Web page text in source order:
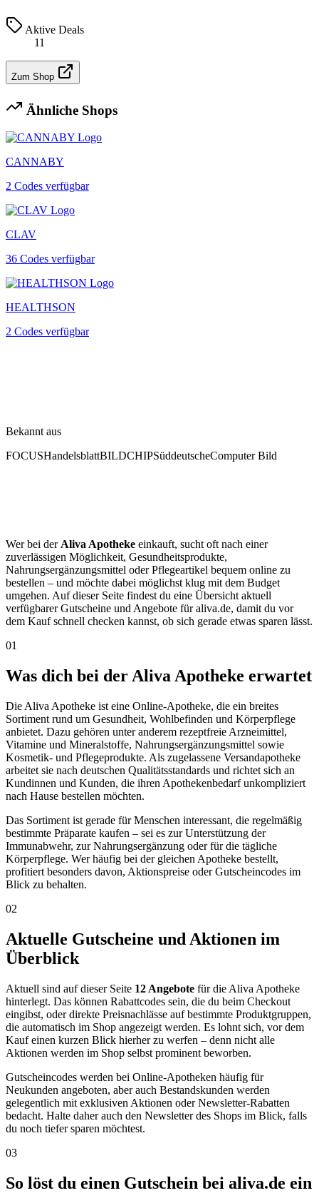
Aktive Deals
11
Zum Shop
Ähnliche Shops
CANNABY
2 Codes verfügbar
CLAV
36 Codes verfügbar
HEALTHSON
2 Codes verfügbar
Bekannt aus
FOCUSHandelsblattBILDCHIPSüddeutscheComputer Bild
Wer bei derAliva Apotheke einkauft, sucht oft nach einer
zuverlässigen Möglichkeit, Gesundheitsprodukte,
Nahrungsergänzungsmittel oder Pflegeartikel bequem online zu
bestellen – und möchte dabei möglichst klug mit dem Budget
umgehen. Auf dieser Seite findest du eine Übersicht aktuell
verfügbarer Gutscheine und Angebote für aliva.de, damit du vor
dem Kauf schnell checken kannst, ob sich gerade etwas sparen lässt.
01
Was dich bei der Aliva Apotheke erwartet
Die Aliva Apotheke ist eine Online-Apotheke, die ein breites
Sortiment rund um Gesundheit, Wohlbefinden und Körperpflege
anbietet. Dazu gehören unter anderem rezeptfreie Arzneimittel,
Vitamine und Mineralstoffe, Nahrungsergänzungsmittel sowie
Kosmetik- und Pflegeprodukte. Als zugelassene Versandapotheke
arbeitet sie nach deutschen Qualitätsstandards und richtet sich an
Kundinnen und Kunden, die ihren Apothekenbedarf unkompliziert
nach Hause bestellen möchten.
Das Sortiment ist gerade für Menschen interessant, die regelmäßig
bestimmte Präparate kaufen – sei es zur Unterstützung der
Immunabwehr, zur Nahrungsergänzung oder für die tägliche
Körperpflege. Wer häufig bei der gleichen Apotheke bestellt,
profitiert besonders davon, Aktionspreise oder Gutscheincodes im
Blick zu behalten.
02
Aktuelle Gutscheine und Aktionen im
Überblick
Aktuell sind auf dieser Seite 12 Angebote für die Aliva Apotheke
hinterlegt. Das können Rabattcodes sein, die du beim Checkout
eingibst, oder direkte Preisnachlässe auf bestimmte Produktgruppen,
die automatisch im Shop angezeigt werden. Es lohnt sich, vor dem
Kauf einen kurzen Blick hierher zu werfen – denn nicht alle
Aktionen werden im Shop selbst prominent beworben.
Gutscheincodes werden bei Online-Apotheken häufig für
Neukunden angeboten, aber auch Bestandskunden werden
gelegentlich mit exklusiven Aktionen oder Newsletter-Rabatten
bedacht. Halte daher auch den Newsletter des Shops im Blick, falls
du noch tiefer sparen möchtest.
03
So löst du einen Gutschein bei aliva.de ein